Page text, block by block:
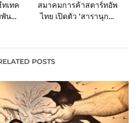
เทค
พันธ
ที่
บภัย
สมาคมการค้าสตาร์ทอัพ
ไทย เปิดตัว ‘สารานุกรม
ผู้ประกอบการ เพื่อยกระดับ
ธุรกิจสู่ความสำเร็จอย่าง
POSTS